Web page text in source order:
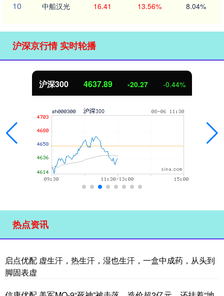
10 中船汉光 16.41 13.56% 8.04%
沪深京行情 实时轮播
北证50 1115.17 -4.29 -0.38%
热点资讯
启点优配 虚生汗，热生汗，湿也生汗，一盒中成药，从头到
脚固表虚